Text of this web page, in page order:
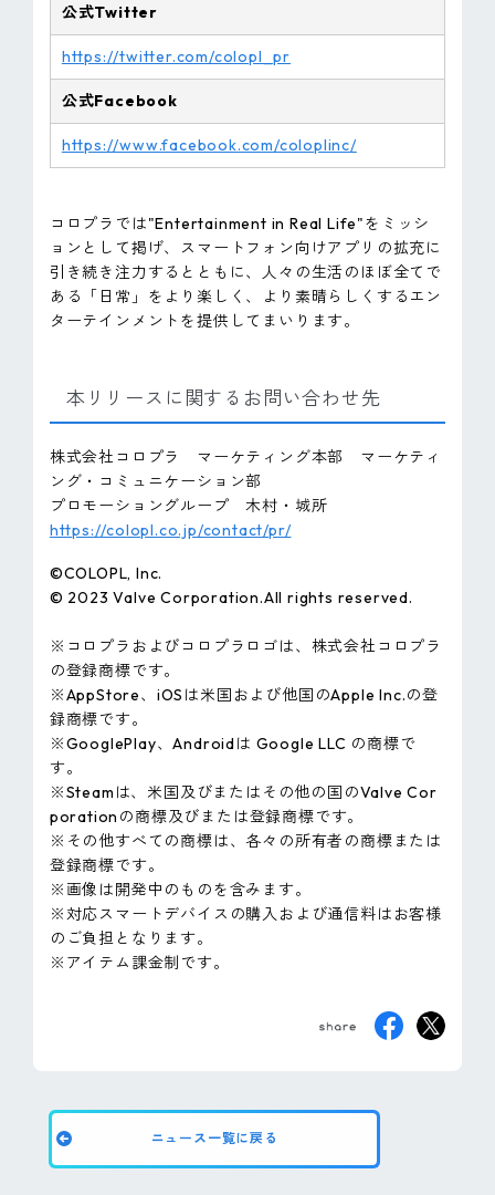
公式Twitter
https://twitter.com/colopl_pr
公式Facebook
https://www.facebook.com/coloplinc/
コロプラでは"Entertainment in Real Life"をミッシ
ョンとして掲げ、スマートフォン向けアプリの拡充に
引き続き注力するとともに、人々の生活のほぼ全てで
ある「日常」をより楽しく、より素晴らしくするエン
ターテインメントを提供してまいります。
本リリースに関するお問い合わせ先
株式会社コロプラ マーケティング本部 マーケティ
ング・コミュニケーション部
プロモーショングループ 木村・城所
https://colopl.co.jp/contact/pr/
©COLOPL, lnc.
© 2023 Valve Corporation.All rights reserved.
※コロプラおよびコロプラロゴは、株式会社コロプラ
の登録商標です。
※AppStore、iOSは米国および他国のApple Inc.の登
録商標です。
※GooglePlay、Androidは Google LLC の商標で
す。
※Steamは、米国及びまたはその他の国のValve Cor
porationの商標及びまたは登録商標です。
※その他すべての商標は、各々の所有者の商標または
登録商標です。
※画像は開発中のものを含みます。
※対応スマートデバイスの購入および通信料はお客様
のご負担となります。
※アイテム課金制です。
ニュース一覧に戻る